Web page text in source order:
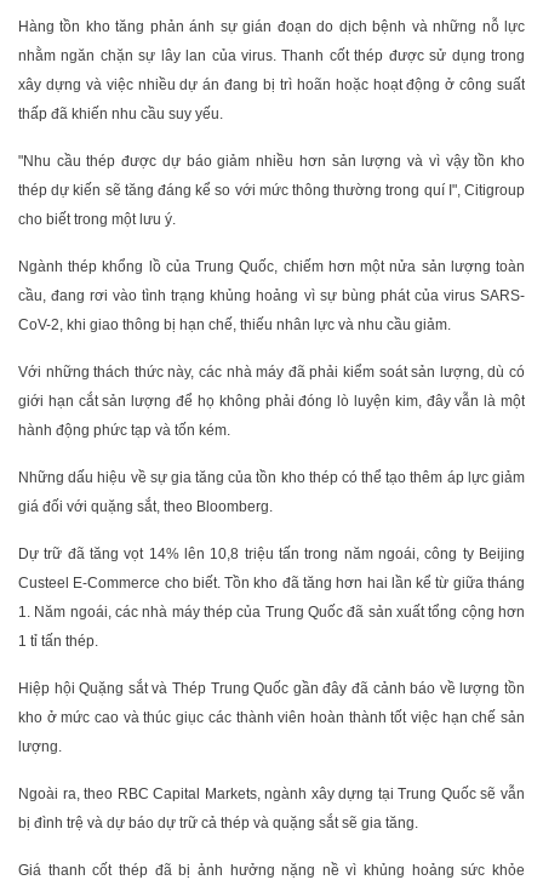
Hàng tồn kho tăng phản ánh sự gián đoạn do dịch bệnh và những nỗ lực
nhằm ngăn chặn sự lây lan của virus. Thanh cốt thép được sử dụng trong
xây dựng và việc nhiều dự án đang bị trì hoãn hoặc hoạt động ở công suất
thấp đã khiến nhu cầu suy yếu.
"Nhu cầu thép được dự báo giảm nhiều hơn sản lượng và vì vậy tồn kho
thép dự kiến sẽ tăng đáng kể so với mức thông thường trong quí I", Citigroup
cho biết trong một lưu ý.
Ngành thép khổng lồ của Trung Quốc, chiếm hơn một nửa sản lượng toàn
cầu, đang rơi vào tình trạng khủng hoảng vì sự bùng phát của virus SARS-
CoV-2, khi giao thông bị hạn chế, thiếu nhân lực và nhu cầu giảm.
Với những thách thức này, các nhà máy đã phải kiểm soát sản lượng, dù có
giới hạn cắt sản lượng để họ không phải đóng lò luyện kim, đây vẫn là một
hành động phức tạp và tốn kém.
Những dấu hiệu về sự gia tăng của tồn kho thép có thể tạo thêm áp lực giảm
giá đối với quặng sắt, theo Bloomberg.
Dự trữ đã tăng vọt 14% lên 10,8 triệu tấn trong năm ngoái, công ty Beijing
Custeel E-Commerce cho biết. Tồn kho đã tăng hơn hai lần kể từ giữa tháng
1. Năm ngoái, các nhà máy thép của Trung Quốc đã sản xuất tổng cộng hơn
1 tỉ tấn thép.
Hiệp hội Quặng sắt và Thép Trung Quốc gần đây đã cảnh báo về lượng tồn
kho ở mức cao và thúc giục các thành viên hoàn thành tốt việc hạn chế sản
lượng.
Ngoài ra, theo RBC Capital Markets, ngành xây dựng tại Trung Quốc sẽ vẫn
bị đình trệ và dự báo dự trữ cả thép và quặng sắt sẽ gia tăng.
Giá thanh cốt thép đã bị ảnh hưởng nặng nề vì khủng hoảng sức khỏe